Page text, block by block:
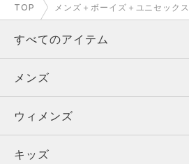
TOP メンズ＋ボーイズ＋ユニセックス
すべてのアイテム
メンズ
ウィメンズ
キッズ
メンズ
トップス
ボトムス
ウィメンズ
トップス
キッズ